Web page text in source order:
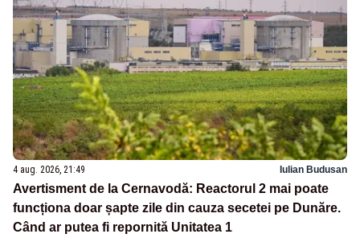
4 aug. 2026, 21:49 Iulian Budusan
Avertisment de la Cernavodă: Reactorul 2 mai poate
funcționa doar șapte zile din cauza secetei pe Dunăre.
Când ar putea fi repornită Unitatea 1